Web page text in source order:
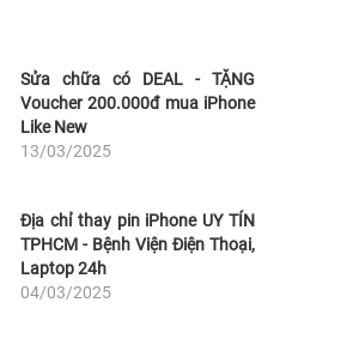
Sửa chữa có DEAL - TẶNG
Voucher 200.000đ mua iPhone
Like New
13/03/2025
Địa chỉ thay pin iPhone UY TÍN
TPHCM - Bệnh Viện Điện Thoại,
Laptop 24h
04/03/2025